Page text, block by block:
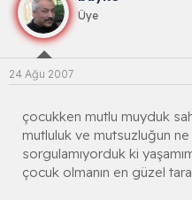
Üye
24 Ağu 2007
çocukken mutlu muyduk
mutluluk ve mutsuzluğun
sorgulamıyorduk ki
çocuk olmanın en güzel